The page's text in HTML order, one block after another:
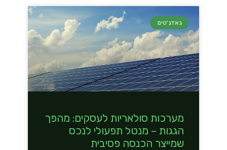
גאדג'טים
מערכות סולאריות לעסקים: מהפך
הגגות – מנטל תפעולי לנכס
שמייצר הכנסה פסיבית